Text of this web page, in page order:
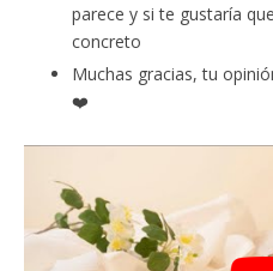
parece y si te gustaría
concreto
Muchas gracias, tu
❤️